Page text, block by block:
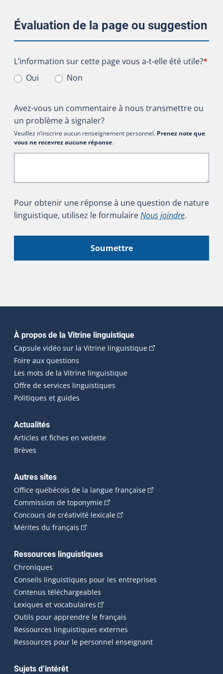
Évaluation de la page ou suggestion
L’information sur cette page vous a-t-elle été utile?
L’information sur cette page vous a-t-elle été utile?*
Oui
Non
Avez-vous un commentaire à nous transmettre ou
un problème à signaler?
Veuillez n’inscrire aucun renseignement personnel. Prenez note que
vous ne recevrez aucune réponse.
Pour obtenir une réponse à une question de nature
linguistique, utilisez le formulaireNous joindre.
Soumettre
Navigation principale
À propos de la Vitrine linguistique
Capsule vidéo sur la Vitrine linguistique(Cet hyperlien
Foire aux questions
Les mots de la Vitrine linguistique
Offre de services linguistiques
Politiques et guides
Actualités
Articles et fiches en vedette
Brèves
Autres sites
Office québécois de la langue française(Cet hyperlien
Commission de toponymie(Cet hyperlien externe s'ouvrira
Concours de créativité lexicale(Cet hyperlien externe
Mérites du français (Cet hyperlien externe s'ouvrira dans une
Ressources linguistiques
Chroniques
Conseils linguistiques pour les entreprises
Contenus téléchargeables
Lexiques et vocabulaires (Cet hyperlien externe s'ouvrira
Outils pour apprendre le français
Ressources linguistiques externes
Ressources pour le personnel enseignant
Sujets d’intérêt